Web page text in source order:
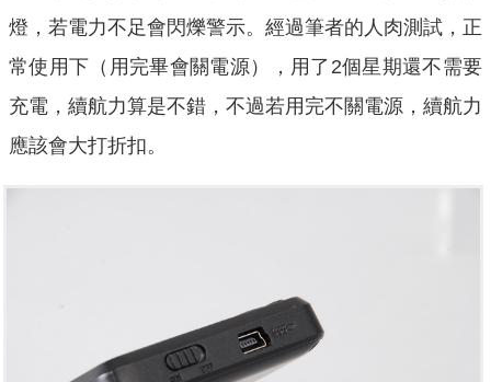
燈，若電力不足會閃爍警示。經過筆者的人肉測試，正
常使用下（用完畢會關電源），用了2個星期還不需要
充電，續航力算是不錯，不過若用完不關電源，續航力
應該會大打折扣。